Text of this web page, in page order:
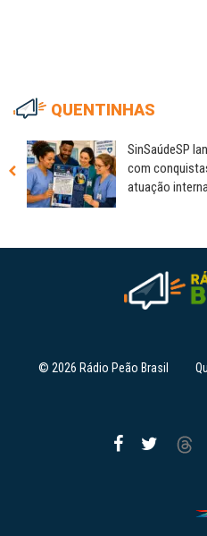
QUENTINHAS
SinSaúdeSP
com
atuação
© 2026 Rádio Peão Brasil